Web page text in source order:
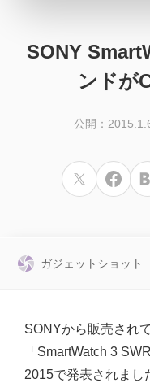
SONY
ンドが
公開：
ガジェットショット
SONYから販売され
「SmartWatch 3
2015で発表されまし